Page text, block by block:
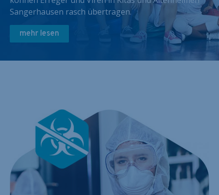
Sangerhausen rasch übertragen.
mehr lesen